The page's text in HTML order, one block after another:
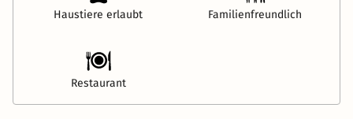
Haustiere erlaubt Familienfreundlich
Restaurant